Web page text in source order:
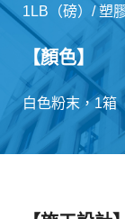
1LB（磅）/ 塑
【顏色】
白色粉末，1箱